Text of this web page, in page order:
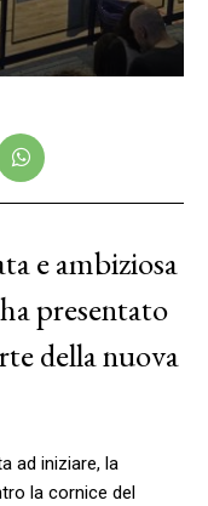
e ambiziosa
presentato
della nuova
ad iniziare, la
la cornice del